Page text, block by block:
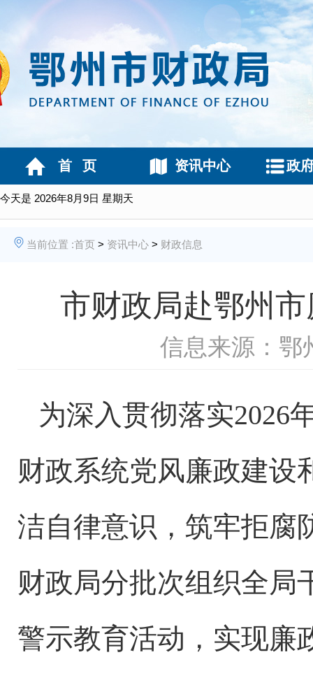
今天是 2026年8月9日 星期天
首 页 资讯中心 政
当前位置 :首页 > 资讯中心 > 财政信息
市财政局赴鄂州
信息来源：鄂
为深入贯彻落实2026
财政系统党风廉政建设
洁自律意识，筑牢拒腐
财政局分批次组织全局
警示教育活动，实现廉